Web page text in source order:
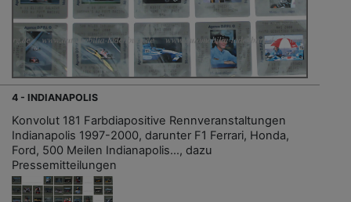
4 - INDIANAPOLIS
Konvolut 181 Farbdiapositive Rennveranstaltungen
Indianapolis 1997-2000, darunter F1 Ferrari, Honda,
Ford, 500 Meilen Indianapolis..., dazu
Pressemitteilungen